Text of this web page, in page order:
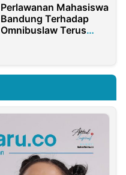
Perlawanan Mahasiswa
Bandung Terhadap
Omnibuslaw Terus